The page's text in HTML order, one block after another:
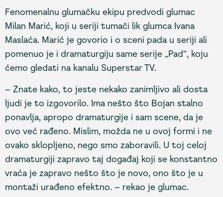
Fenomenalnu glumačku ekipu predvodi glumac
Milan Marić, koji u seriji tumači lik glumca Ivana
Maslaća. Marić je govorio i o sceni pada u seriji ali
pomenuo je i dramaturgiju same serije „Pad“, koju
ćemo gledati na kanalu Superstar TV.
– Znate kako, to jeste nekako zanimljivo ali dosta
ljudi je to izgovorilo. Ima nešto što Bojan stalno
ponavlja, apropo dramaturgije i sam scene, da je
ovo već rađeno. Mislim, možda ne u ovoj formi i ne
ovako sklopljeno, nego smo zaboravili. U toj celoj
dramaturgiji zapravo taj događaj koji se konstantno
vraća je zapravo nešto što je novo, ono što je u
montaži urađeno efektno. – rekao je glumac.